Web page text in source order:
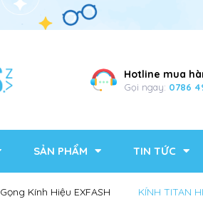
Hotline mua
Gọi ngay: 0786
SẢN PHẨM TIN TỨC
Gọng Kính Hiệu EXFASH KÍNH TITAN